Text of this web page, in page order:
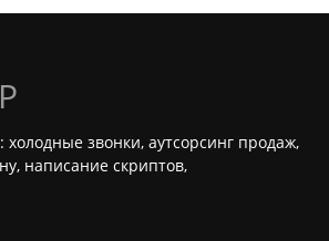
холодные звонки, аутсорсинг продаж,
написание скриптов,